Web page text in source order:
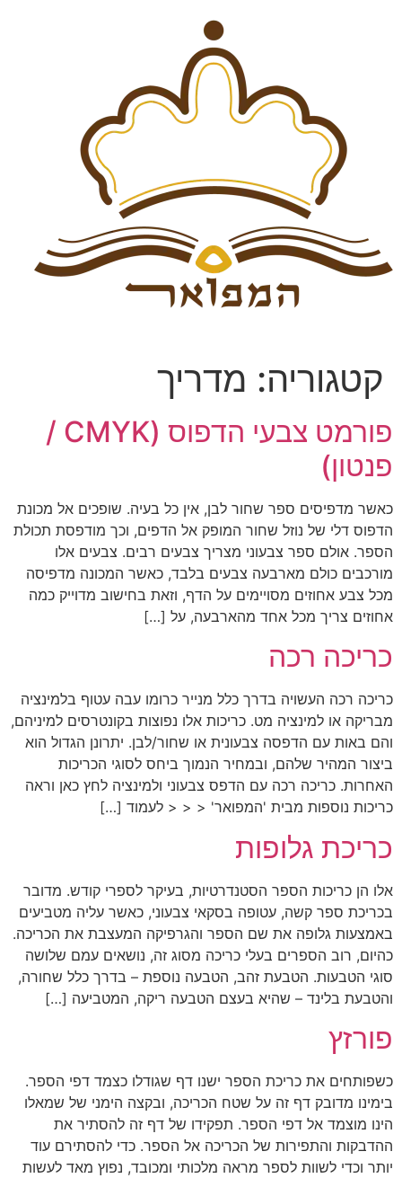
קטגוריה: מדריך
פורמט צבעי הדפוס (CMYK /
פנטון)
כאשר מדפיסים ספר שחור לבן, אין כל בעיה. שופכים אל מכונת
הדפוס דלי של נוזל שחור המופק אל הדפים, וכך מודפסת תכולת
הספר. אולם ספר צבעוני מצריך צבעים רבים. צבעים אלו
מורכבים כולם מארבעה צבעים בלבד, כאשר המכונה מדפיסה
מכל צבע אחוזים מסויימים על הדף, וזאת בחישוב מדוייק כמה
אחוזים צריך מכל אחד מהארבעה, על […]
כריכה רכה
כריכה רכה העשויה בדרך כלל מנייר כרומו עבה עטוף בלמינציה
מבריקה או למינציה מט. כריכות אלו נפוצות בקונטרסים למיניהם,
והם באות עם הדפסה צבעונית או שחור/לבן. יתרונן הגדול הוא
ביצור המהיר שלהם, ובמחיר הנמוך ביחס לסוגי הכריכות
האחרות. כריכה רכה עם הדפס צבעוני ולמינציה לחץ כאן וראה
כריכות נוספות מבית 'המפואר' < < < לעמוד […]
כריכת גלופות
אלו הן כריכות הספר הסטנדרטיות, בעיקר לספרי קודש. מדובר
בכריכת ספר קשה, עטופה בסקאי צבעוני, כאשר עליה מטביעים
באמצעות גלופה את שם הספר והגרפיקה המעצבת את הכריכה.
כהיום, רוב הספרים בעלי כריכה מסוג זה, נושאים עמם שלושה
סוגי הטבעות. הטבעת זהב, הטבעה נוספת – בדרך כלל שחורה,
והטבעת בלינד – שהיא בעצם הטבעה ריקה, המטביעה […]
פורזץ
כשפותחים את כריכת הספר ישנו דף שגודלו כצמד דפי הספר.
בימינו מדובק דף זה על שטח הכריכה, ובקצה הימני של שמאלו
הינו מוצמד אל דפי הספר. תפקידו של דף זה להסתיר את
ההדבקות והתפירות של הכריכה אל הספר. כדי להסתירם עוד
יותר וכדי לשוות לספר מראה מלכותי ומכובד, נפוץ מאד לעשות